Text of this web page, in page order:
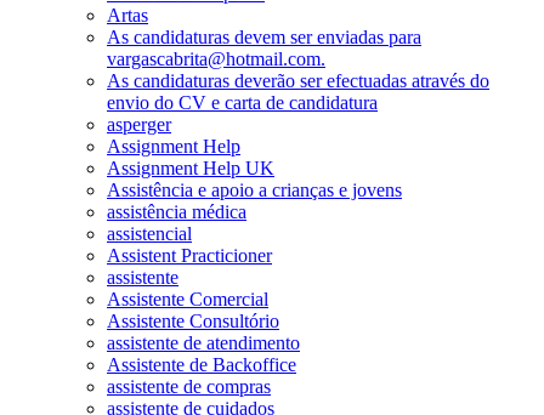
Artas
As candidaturas devem ser enviadas para
vargascabrita@hotmail.com.
As candidaturas deverão ser efectuadas através do
envio do CV e carta de candidatura
asperger
Assignment Help
Assignment Help UK
Assistência e apoio a crianças e jovens
assistência médica
assistencial
Assistent Practicioner
assistente
Assistente Comercial
Assistente Consultório
assistente de atendimento
Assistente de Backoffice
assistente de compras
assistente de cuidados